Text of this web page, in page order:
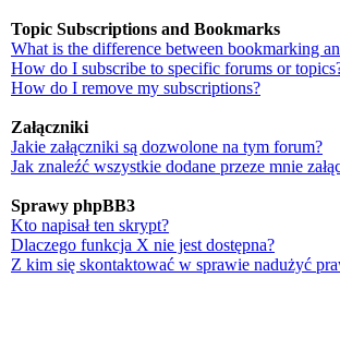
Topic Subscriptions and Bookmarks
What is the difference between bookmarking
How do I subscribe to specific forums or
How do I remove my subscriptions?
Załączniki
Jakie załączniki są dozwolone na tym forum?
Jak znaleźć wszystkie dodane przeze mnie
Sprawy phpBB3
Kto napisał ten skrypt?
Dlaczego funkcja X nie jest dostępna?
Z kim się skontaktować w sprawie nadużyć